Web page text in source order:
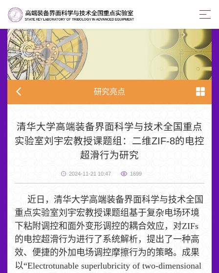
研究亮点
清华大学高端装备界面科学与技术全国重点
实验室刘宇宏教授课题组：二维ZIF-8的电控
超滑行为研究
2024-11-21 10:47 1699
近日，清华大学高端装备界面科学与技术全国
重点实验室刘宇宏教授课题组基于复杂电场环境
下粘附调控和面外变形调控的耦合效应，对ZIFs
的电控超滑行为进行了系统解析，提出了一种高
效、便捷的外加电场调控摩擦行为的策略。成果
以“Electrotunable superlubricity of two-dimensional